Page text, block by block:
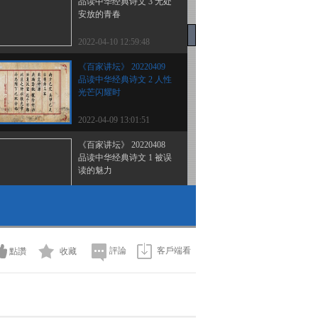
安放的青春
2022-04-10 12:59:48
《百家讲坛》 20220409
品读中华经典诗文 2 人性
光芒闪耀时
2022-04-09 13:01:51
《百家讲坛》 20220408
品读中华经典诗文 1 被误
读的魅力
红诗情
2022-04-07 12:59:57
诗词红楼（第二部）6 四
點讚 收藏 評論 客戶端看